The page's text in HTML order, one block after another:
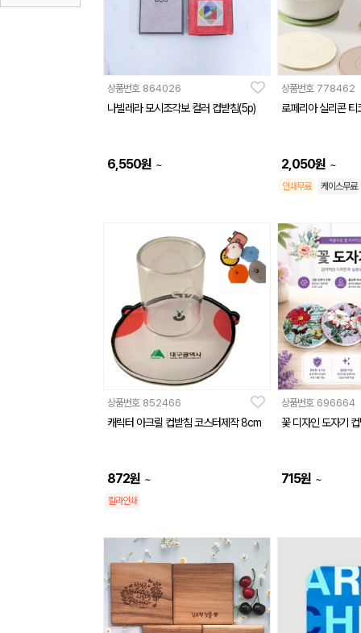
상품번호 864026
나빌레라 모시조각보 컬러 컵받침(5p)
6,550원 ~
상품번호 778462
로페리아 실리콘
2,050원 ~
인쇄무료 케이스무료
상품번호 852466
캐릭터 아크릴 컵받침 코스터제작 8cm
872원 ~
칼라인쇄
상품번호 696664
꽃 디자인 도자기
715원 ~